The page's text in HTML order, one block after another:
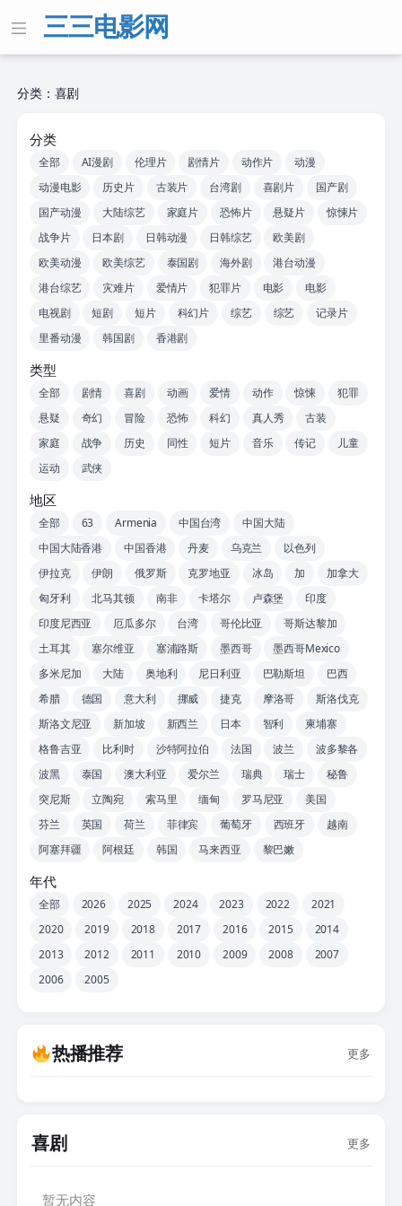
三三电影网
分类：喜剧
分类
全部 AI漫剧 伦理片 剧情片 动作片
动漫
动漫电影
历史片 古装片 台湾剧 喜剧片
国产剧
国产动漫
大陆综艺 家庭片 恐怖片 悬疑片
惊悚片
战争片
日本剧 日韩动漫 日韩综艺
欧美剧
欧美动漫
欧美综艺 泰国剧 海外剧
港台动漫
港台综艺
灾难片 爱情片 犯罪片 电影
电影
电视剧
短剧 短片 科幻片 综艺 综艺
记录片
里番动漫
韩国剧 香港剧
类型
全部 剧情 喜剧 动画 爱情 动作 惊悚
犯罪
悬疑
奇幻 冒险 恐怖 科幻 真人秀
古装
家庭
战争 历史 同性 短片 音乐 传记
儿童
运动
武侠
地区
全部 63 Armenia 中国台湾
中国大陆
中国大陆香港
中国香港 丹麦 乌克兰
以色列
伊拉克
伊朗 俄罗斯 克罗地亚 冰岛 加
加拿大
匈牙利
北马其顿 南非 卡塔尔 卢森堡
印度
印度尼西亚
厄瓜多尔 台湾 哥伦比亚
哥斯达黎加
土耳其
塞尔维亚 塞浦路斯 墨西哥
墨西哥Mexico
多米尼加
大陆 奥地利 尼日利亚 巴勒斯坦
巴西
希腊
德国 意大利 挪威 捷克 摩洛哥
斯洛伐克
斯洛文尼亚
新加坡 新西兰 日本 智利
柬埔寨
格鲁吉亚
比利时 沙特阿拉伯 法国 波兰
波多黎各
波黑
泰国 澳大利亚 爱尔兰 瑞典 瑞士
秘鲁
突尼斯
立陶宛 索马里 缅甸 罗马尼亚
美国
芬兰
英国 荷兰 菲律宾 葡萄牙 西班牙
越南
阿塞拜疆
阿根廷 韩国 马来西亚 黎巴嫩
年代
全部 2026 2025 2024 2023 2022
2021
2020
2019 2018 2017 2016 2015
2014
2013
2012 2011 2010 2009 2008
2007
2006
2005
热播推荐 更多
喜剧 更多
暂无内容